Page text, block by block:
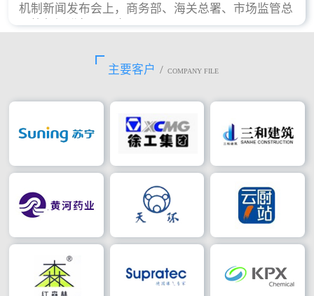
机制新闻发布会上，商务部、海关总署、市场监管总
局等部门进行了回应。
主要客户 / COMPANY FILE